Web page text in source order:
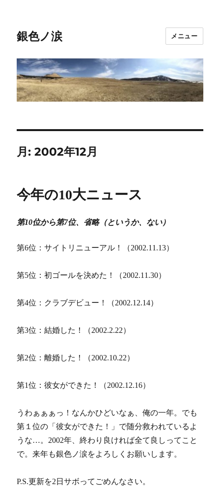
銀色ノ涙 メニュー
月:2002年12月
今年の10大ニュース
第10位から第7位、省略（というか、ない）
第6位：サイトリニューアル！（2002.11.13）
第5位：初ゴールを決めた！（2002.11.30）
第4位：クラブデビュー！（2002.12.14）
第3位：結婚した！（2002.2.22）
第2位：離婚した！（2002.10.22）
第1位：彼女ができた！（2002.12.16）
うわぁぁぁっ！なんかひどいなぁ、俺の一年。でも
第１位の「彼女ができた！」で随分救われているよ
うな…。2002年、終わり良ければ全て良しってこと
で。来年も銀色ノ涙をよろしくお願いします。
P.S.更新を2日サボってごめんなさい。